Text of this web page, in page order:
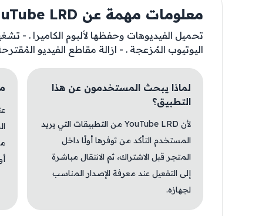
معلومات مهمة عن YouTube LRD
تحميل الفيديوهات وحفظها لألبوم الكاميرا . -
اليوتيوب المُزعجة . - ازالة مقاطع الفيديو
لماذا يبحث المستخدمون عن هذا
التطبيق؟
لأن YouTube LRD من التطبيقات التي يريد
المستخدم التأكد من توفرها أولًا داخل
المتجر قبل الاشتراك، ثم الانتقال مباشرة
إلى التفعيل عند معرفة الإصدار المناسب
لجهازه.